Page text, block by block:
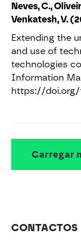
Neves, C.,
Venkatesh, V.
Extending the
and use of
technologies
Information
https://doi.org/
Carregar
CONTACTOS